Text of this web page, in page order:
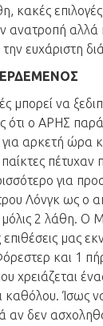
κακές
ανατροπή αλλά
την ευχάριστη
μπορεί να
ότι ο ΑΡΗΣ
αρκετή ώρα
πέτυχαν
για
Λόνγκ ως ο
2 λάθη. Ο
μας
και 1
χρειάζεται
Ίσως
αν δεν